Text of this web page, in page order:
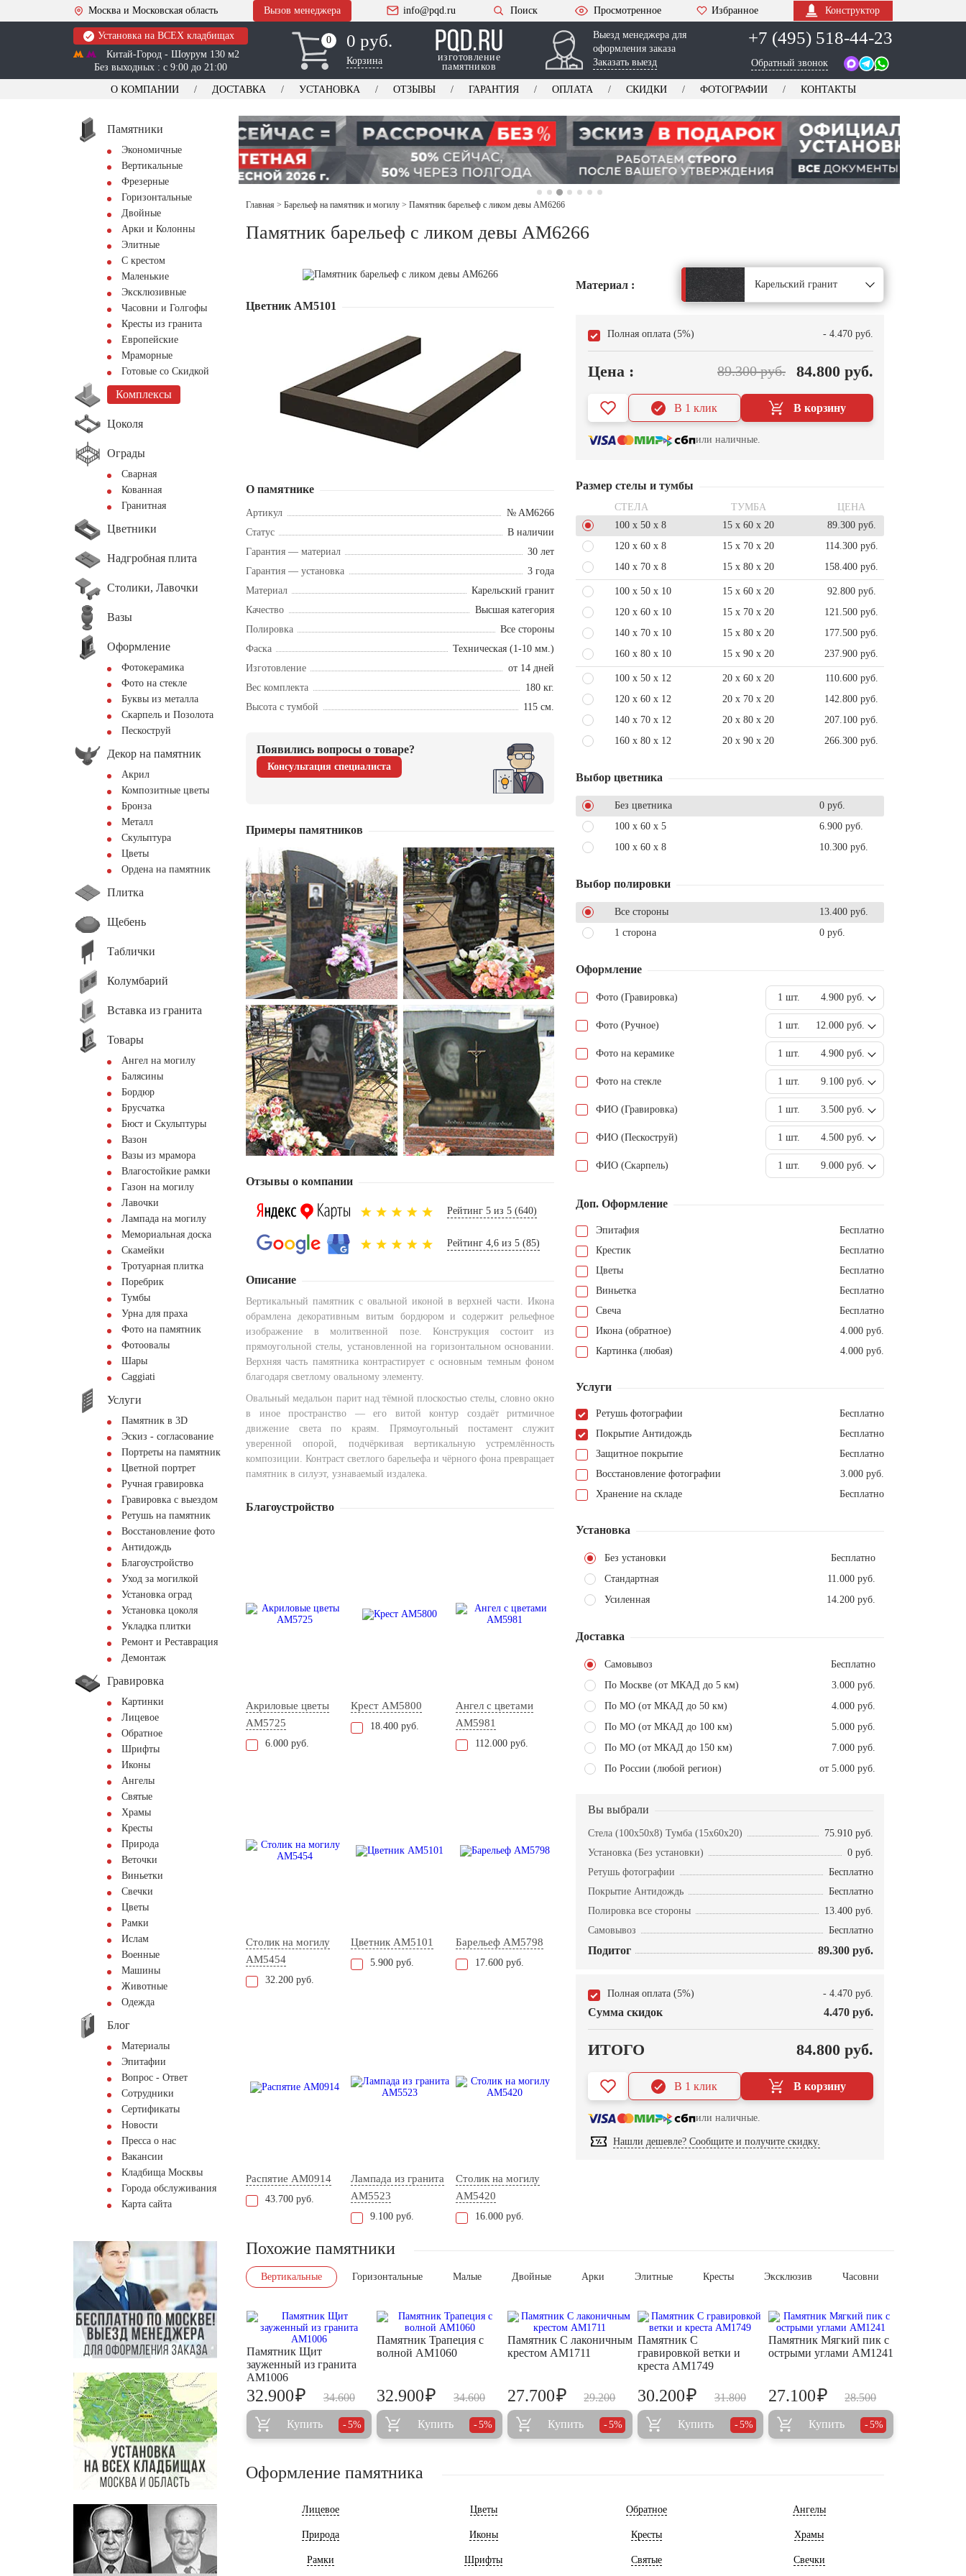
Москва и Московская область Вызов менеджера info@pqd.ru Поиск Просмотренное Избранное Конструктор
Установка на ВСЕХ кладбищах
Китай-Город - Шоурум 130 м2
Без выходных : с 9:00 до 21:00
0
0 0 руб.
Корзина
изготовление
памятников
Выезд менеджера для
оформления заказа
Заказать выезд
+7 (495) 518-44-23
Обратный звонок
О КОМПАНИИ ДОСТАВКА УСТАНОВКА ОТЗЫВЫ ГАРАНТИЯ ОПЛАТА СКИДКИ ФОТОГРАФИИ КОНТАКТЫ
Памятники
Экономичные
Вертикальные
Фрезерные
Горизонтальные
Двойные
Арки и Колонны
Элитные
С крестом
Маленькие
Эксклюзивные
Часовни и Голгофы
Кресты из гранита
Европейские
Мраморные
Готовые со Скидкой
Комплексы
Цоколя
Ограды
Сварная
Кованная
Гранитная
Цветники
Надгробная плита
Столики, Лавочки
Вазы
Оформление
Фотокерамика
Фото на стекле
Буквы из металла
Скарпель и Позолота
Пескоструй
Декор на памятник
Акрил
Композитные цветы
Бронза
Металл
Скульптура
Цветы
Ордена на памятник
Плитка
Щебень
Таблички
Колумбарий
Вставка из гранита
Товары
Ангел на могилу
Балясины
Бордюр
Брусчатка
Бюст и Скульптуры
Вазон
Вазы из мрамора
Влагостойкие рамки
Газон на могилу
Лавочки
Лампада на могилу
Мемориальная доска
Скамейки
Тротуарная плитка
Поребрик
Тумбы
Урна для праха
Фото на памятник
Фотоовалы
Шары
Сaggiati
Услуги
Памятник в 3D
Эскиз - согласование
Портреты на памятник
Цветной портрет
Ручная гравировка
Гравировка с выездом
Ретушь на памятник
Восстановление фото
Антидождь
Благоустройство
Уход за могилкой
Установка оград
Установка цоколя
Укладка плитки
Ремонт и Реставрация
Демонтаж
Гравировка
Картинки
Лицевое
Обратное
Шрифты
Иконы
Ангелы
Святые
Храмы
Кресты
Природа
Веточки
Виньетки
Свечки
Цветы
Рамки
Ислам
Военные
Машины
Животные
Одежда
Блог
Материалы
Эпитафии
Вопрос - Ответ
Сотрудники
Сертификаты
Новости
Пресса о нас
Вакансии
Кладбища Москвы
Города обслуживания
Карта сайта
Главная > Барельеф на памятник и могилу > Памятник барельеф с ликом девы AM6266
Памятник барельеф с ликом девы AM6266
Цветник АМ5101
О памятнике
Артикул
№ AM6266
Статус
В наличии
Гарантия — материал
30 лет
Гарантия — установка
3 года
Материал
Карельский гранит
Качество
Высшая категория
Полировка
Все стороны
Фаска
Техническая (1-10 мм.)
Изготовление
от 14 дней
Вес комплекта
180 кг.
Высота с тумбой
115 см.
Появились вопросы о товаре?
Консультация специалиста
Примеры памятников
Отзывы о компании
Рейтинг 5 из 5 (640)
Рейтинг 4,6 из 5 (85)
Описание
Вертикальный памятник с овальной иконой в верхней части. Икона
обрамлена декоративным витым бордюром и содержит рельефное
изображение в молитвенной позе. Конструкция состоит из
прямоугольной стелы, установленной на горизонтальном основании.
Верхняя часть памятника контрастирует с основным темным фоном
благодаря светлому овальному элементу.
Овальный медальон парит над тёмной плоскостью стелы, словно окно
в иное пространство — его витой контур создаёт ритмичное
движение света по краям. Прямоугольный постамент служит
уверенной опорой, подчёркивая вертикальную устремлённость
композиции. Контраст светлого барельефа и чёрного фона превращает
памятник в силуэт, узнаваемый издалека.
Благоустройство
Акриловые цветы
AM5725
6.000 руб.
Крест AM5800
18.400 руб.
Ангел с цветами
AM5981
112.000 руб.
Столик на могилу
AM5454
32.200 руб.
Цветник AM5101
5.900 руб.
Барельеф AM5798
17.600 руб.
Распятие AM0914
43.700 руб.
Лампада из гранита
AM5523
9.100 руб.
Столик на могилу
AM5420
16.000 руб.
Материал : Карельский гранит
Полная оплата (5%) - 4.470 руб.
Цена : 89.300 руб. 84.800 руб.
В корзину
В 1 клик
или наличные.
Размер стелы и тумбы
СТЕЛА ТУМБА
ЦЕНА
100 x 50 x 8
15 x 60 x 20
89.300 руб.
120 x 60 x 8
15 x 70 x 20
114.300 руб.
140 x 70 x 8
15 x 80 x 20 158.400 руб.
100 x 50 x 10 15 x 60 x 20
92.800 руб.
120 x 60 x 10
15 x 70 x 20
121.500 руб.
140 x 70 x 10
15 x 80 x 20
177.500 руб.
160 x 80 x 10
15 x 90 x 20 237.900 руб.
100 x 50 x 12 20 x 60 x 20
110.600 руб.
120 x 60 x 12
20 x 70 x 20
142.800 руб.
140 x 70 x 12
20 x 80 x 20
207.100 руб.
160 x 80 x 12
20 x 90 x 20 266.300 руб.
Выбор цветника
Без цветника
0 руб.
100 x 60 x 5
6.900 руб.
100 x 60 x 8
10.300 руб.
Выбор полировки
Все стороны
13.400 руб.
1 сторона
0 руб.
Оформление
Фото (Гравировка) 1 шт. 4.900 руб.
Фото (Ручное) 1 шт. 12.000 руб.
Фото на керамике 1 шт. 4.900 руб.
Фото на стекле 1 шт. 9.100 руб.
ФИО (Гравировка) 1 шт. 3.500 руб.
ФИО (Пескоструй) 1 шт. 4.500 руб.
ФИО (Скарпель) 1 шт. 9.000 руб.
Доп. Оформление
Эпитафия
Бесплатно
Крестик
Бесплатно
Цветы
Бесплатно
Виньетка
Бесплатно
Свеча
Бесплатно
Икона (обратное)
4.000 руб.
Картинка (любая)
4.000 руб.
Услуги
Ретушь фотографии
Бесплатно
Покрытие Антидождь
Бесплатно
Защитное покрытие
Бесплатно
Восстановление фотографии
3.000 руб.
Хранение на складе
Бесплатно
Установка
Без установки
Бесплатно
Стандартная
11.000 руб.
Усиленная
14.200 руб.
Доставка
Самовывоз
Бесплатно
По Москве (от МКАД до 5 км)
3.000 руб.
По МО (от МКАД до 50 км)
4.000 руб.
По МО (от МКАД до 100 км)
5.000 руб.
По МО (от МКАД до 150 км)
7.000 руб.
По России (любой регион)
от 5.000 руб.
Вы выбрали
Стела (100x50x8) Тумба (15x60x20)
75.910 руб.
Установка (Без установки)
0 руб.
Ретушь фотографии
Бесплатно
Покрытие Антидождь
Бесплатно
Полировка все стороны
13.400 руб.
Самовывоз
Бесплатно
Подитог 89.300 руб.
Полная оплата (5%) - 4.470 руб.
Сумма скидок 4.470 руб.
ИТОГО 84.800 руб.
В корзину
В 1 клик
или наличные.
Нашли дешевле? Сообщите и получите скидку.
Похожие памятники
Вертикальные Горизонтальные Малые Двойные Арки Элитные Кресты Эксклюзив Часовни
Памятник Щит
зауженный из гранита
AM1006
34.600
32.900₽
Купить 5%
Памятник Трапеция с
волной AM1060
34.600
32.900₽
Купить 5%
Памятник С лаконичным
крестом AM1711
29.200
27.700₽
Купить 5%
Памятник С
гравировкой ветки и
креста AM1749
31.800
30.200₽
Купить 5%
Памятник Мягкий пик с
острыми углами AM1241
28.500
27.100₽
Купить 5%
Оформление памятника
Лицевое Цветы Обратное Ангелы
Природа Иконы Кресты Храмы
Рамки Шрифты Святые Свечки